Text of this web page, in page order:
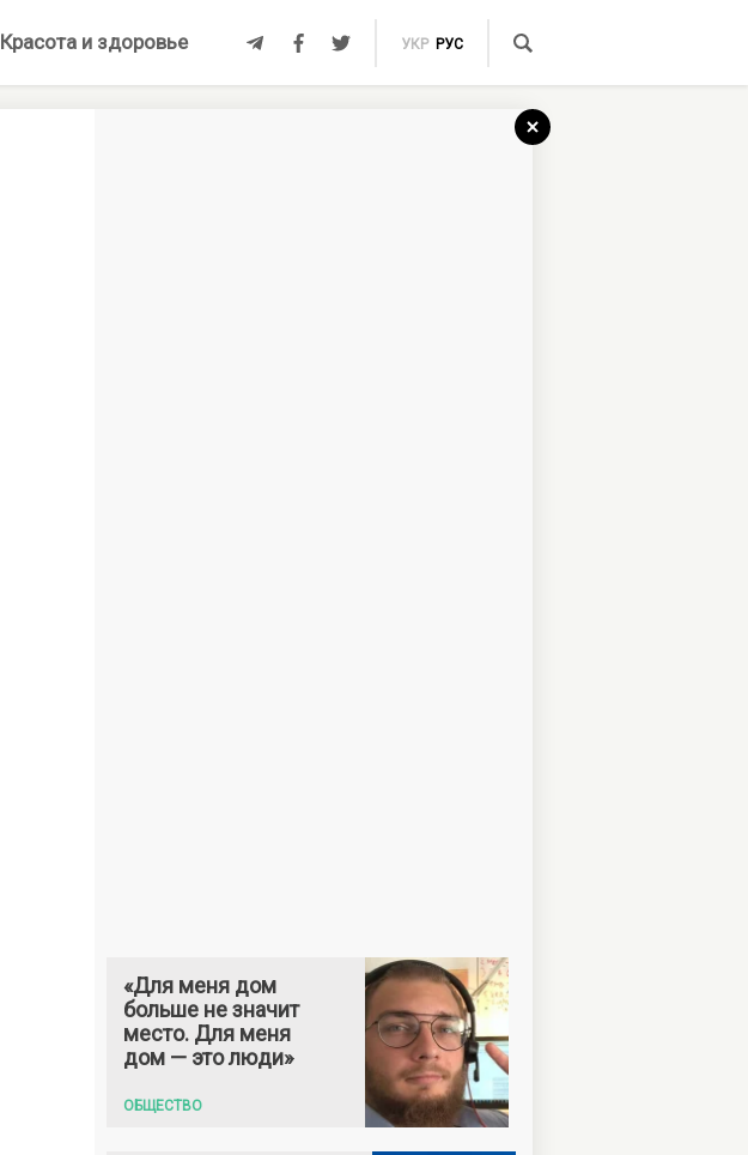
Красота и здоровье УКР РУС
«Для меня дом
больше не значит
место. Для меня
дом — это люди»
ОБЩЕСТВО